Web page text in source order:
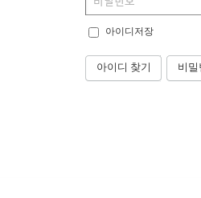
아이디저장
아이디 찾기 비밀